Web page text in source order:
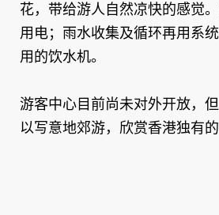
花，带给游人自然凉快的感觉
用电；雨水收集及循环再用系
用的饮水机。
游客中心目前尚未对外开放，
以写意地郊游，欣赏香港独有